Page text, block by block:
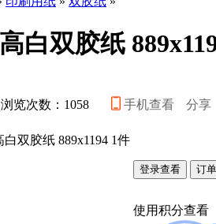
白双胶纸
览次数： 1058 手机查看
分享
白双胶纸 889x1194 1件
登录查看 订
使用积分查看